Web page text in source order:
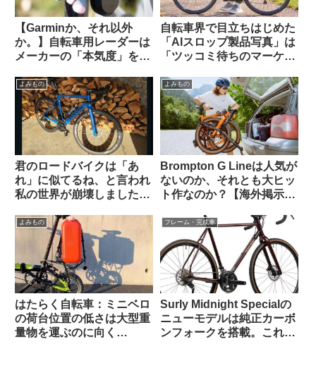
【Garminか、それ以外
か。】自転車用レーダーは
メーカーの「本気度」を考
Brytonは誤判定が多すぎ
る？（海外掲示板から）
自転車界で目立ちはじめた
「AIスロップ製品写真」は
「ツッコミ待ちのマーケテ
Van Rysel】
よみもの
君のロードバイクは「あ
れ」に似てるね、と言われ
私の世界が崩壊しました
よみもの
Brompton G Lineは人気が
ないのか、それとも大ヒッ
ト作なのか？【海外掲示板
よみもの
はたらく自転車：ミニベロ
の荷台位置の低さは大型重
量物を運ぶのに向く
フレーム・完成車
Surly Midnight Specialの
ニューモデルは純正カーボ
ンフォークを搭載。これで